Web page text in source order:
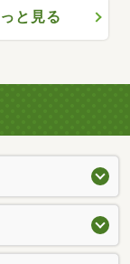
と見る